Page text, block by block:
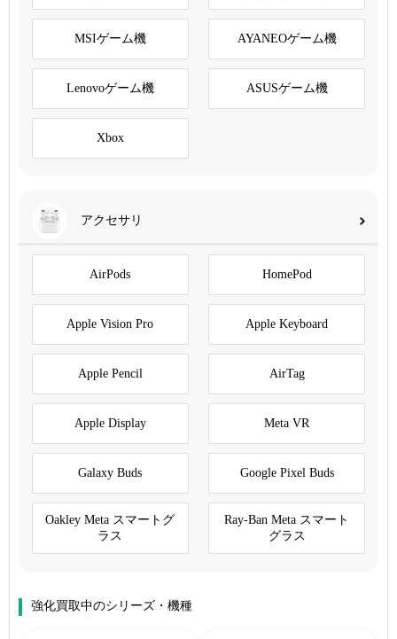
MSIゲーム機 AYANEOゲーム機
Lenovoゲーム機 ASUSゲーム機
Xbox
アクセサリ
AirPods HomePod
Apple Vision Pro Apple Keyboard
Apple Pencil AirTag
Apple Display Meta VR
Galaxy Buds Google Pixel Buds
Oakley Meta スマートグ
ラス
Ray-Ban Meta スマート
グラス
強化買取中のシリーズ・機種